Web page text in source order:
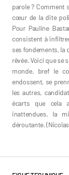
parole ? Comment
cœur de la dite
Pour Pauline
consistent à
ses fondements, la
rêvée. Voici que se
monde, bref le
endossent, se
les autres,
écarts que cela
inattendues, la
déroutante.